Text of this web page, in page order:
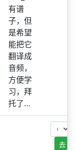
有谱
子，但
是希望
能把它
翻译成
音频，
方便学
习，拜
托了…
去